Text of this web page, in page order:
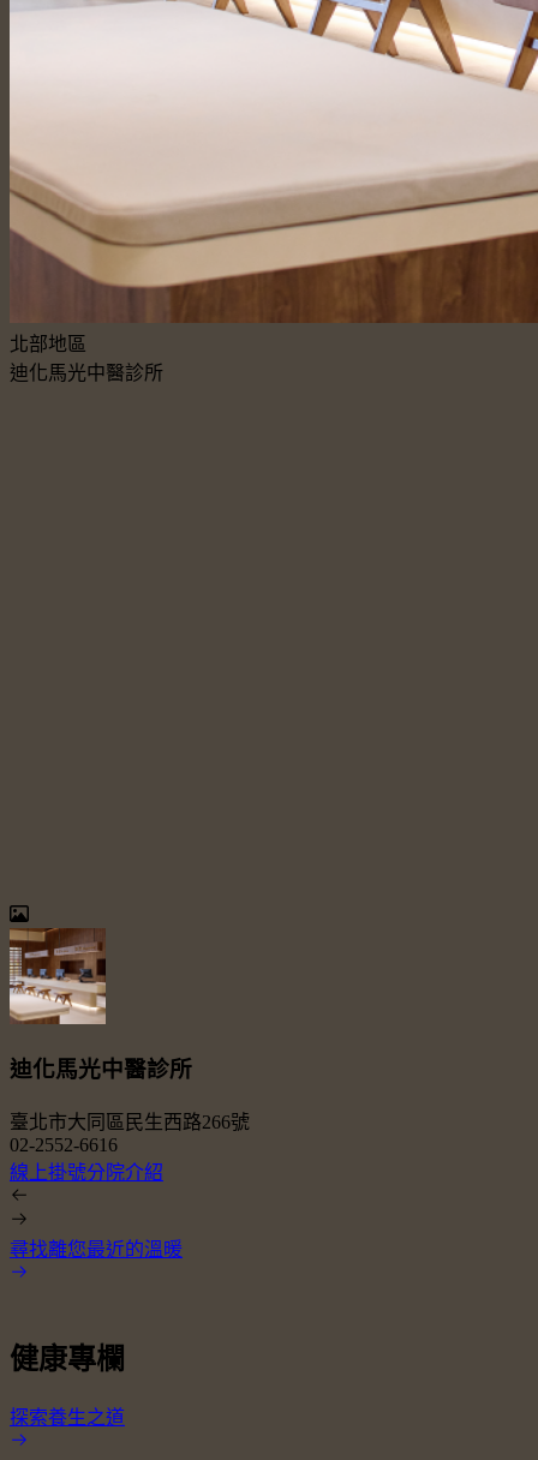
北部地區
迪化馬光中醫診所
迪化馬光中醫診所
臺北市大同區民生西路266號
02-2552-6616
線上掛號分院介紹
尋找離您最近的溫暖
健康專欄
探索養生之道